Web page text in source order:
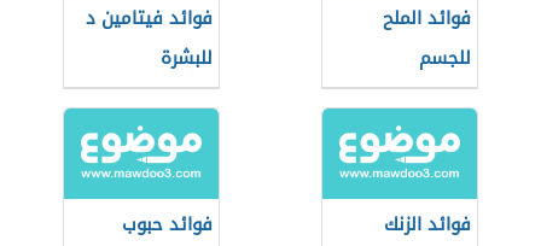
فوائد الملح
للجسم
فوائد فيتامين د
للبشرة
فوائد الزنك
فوائد حبوب